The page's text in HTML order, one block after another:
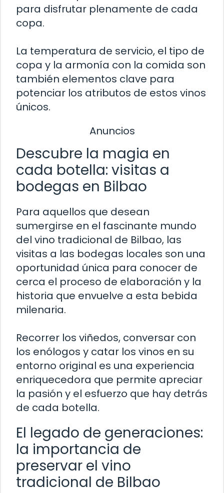
para disfrutar plenamente de cada
copa.
La temperatura de servicio, el tipo de
copa y la armonía con la comida son
también elementos clave para
potenciar los atributos de estos vinos
únicos.
Anuncios
Descubre la magia en
cada botella: visitas a
bodegas en Bilbao
Para aquellos que desean
sumergirse en el fascinante mundo
del vino tradicional de Bilbao, las
visitas a las bodegas locales son una
oportunidad única para conocer de
cerca el proceso de elaboración y la
historia que envuelve a esta bebida
milenaria.
Recorrer los viñedos, conversar con
los enólogos y catar los vinos en su
entorno original es una experiencia
enriquecedora que permite apreciar
la pasión y el esfuerzo que hay detrás
de cada botella.
El legado de generaciones:
la importancia de
preservar el vino
tradicional de Bilbao